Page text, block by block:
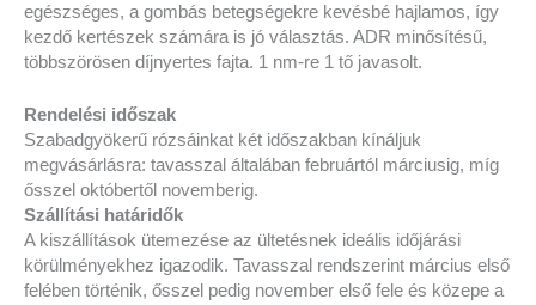
egészséges, a gombás betegségekre kevésbé hajlamos, így
kezdő kertészek számára is jó választás. ADR minősítésű,
többszörösen díjnyertes fajta. 1 nm-re 1 tő javasolt.
Rendelési időszak
Szabadgyökerű rózsáinkat két időszakban kínáljuk
megvásárlásra: tavasszal általában februártól márciusig, míg
ősszel októbertől novemberig.
Szállítási határidők
A kiszállítások ütemezése az ültetésnek ideális időjárási
körülményekhez igazodik. Tavasszal rendszerint március első
felében történik, ősszel pedig november első fele és közepe a